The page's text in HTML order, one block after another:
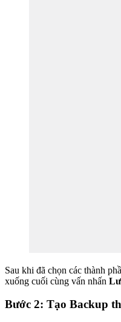
Sau khi đã chọn các thành
xuống cuối cùng vấn nhấn
Bước 2: Tạo Backup